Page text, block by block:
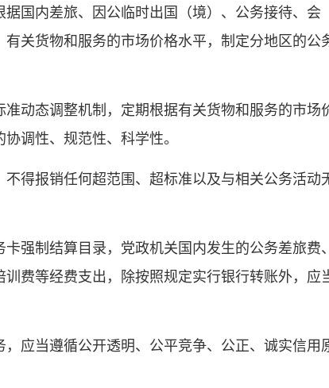
国内差旅、因公临时出国（境）、公务接待、会
关货物和服务的市场价格水平，制定分地区的公
动态调整机制，定期根据有关货物和服务的市场
调性、规范性、科学性。
得报销任何超范围、超标准以及与相关公务活动
强制结算目录，党政机关国内发生的公务差旅费、
费等经费支出，除按照规定实行银行转账外，应
应当遵循公开透明、公平竞争、公正、诚实信用